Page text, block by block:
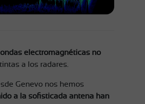
electromagnéticas no
a los radares.
Genevo nos hemos
a la sofisticada antena han